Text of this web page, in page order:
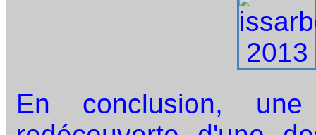
En conclusion,